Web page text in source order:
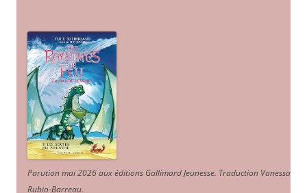
Parution mai 2026 aux éditions Gallimard Jeunesse. Traduction Vanessa
Rubio-Barreau.